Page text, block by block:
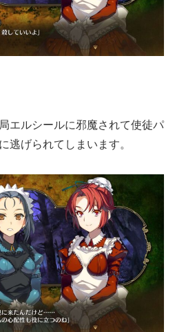
エルシールに邪魔されて使徒パ
逃げられてしまいます。